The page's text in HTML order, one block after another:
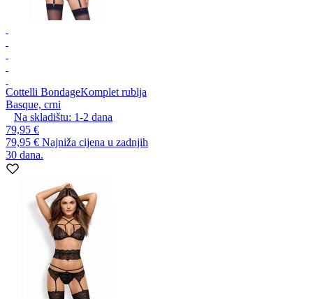
Cottelli BondageKomplet rublja
Basque, crni
Na skladištu: 1-2 dana
79,95 €
79,95 € Najniža cijena u zadnjih
30 dana.